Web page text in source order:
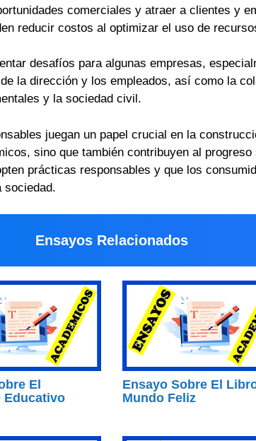
comerciales y atraer a clientes y
reducir costos al optimizar el uso de
desafíos para algunas empresas,
la dirección y los empleados, así como la
y la sociedad civil.
juegan un papel crucial en la
sino que también contribuyen al
prácticas responsables y que los
sociedad.
Ensayos Relacionados
El
Educativo
Ensayo Sobre El
Mundo Feliz